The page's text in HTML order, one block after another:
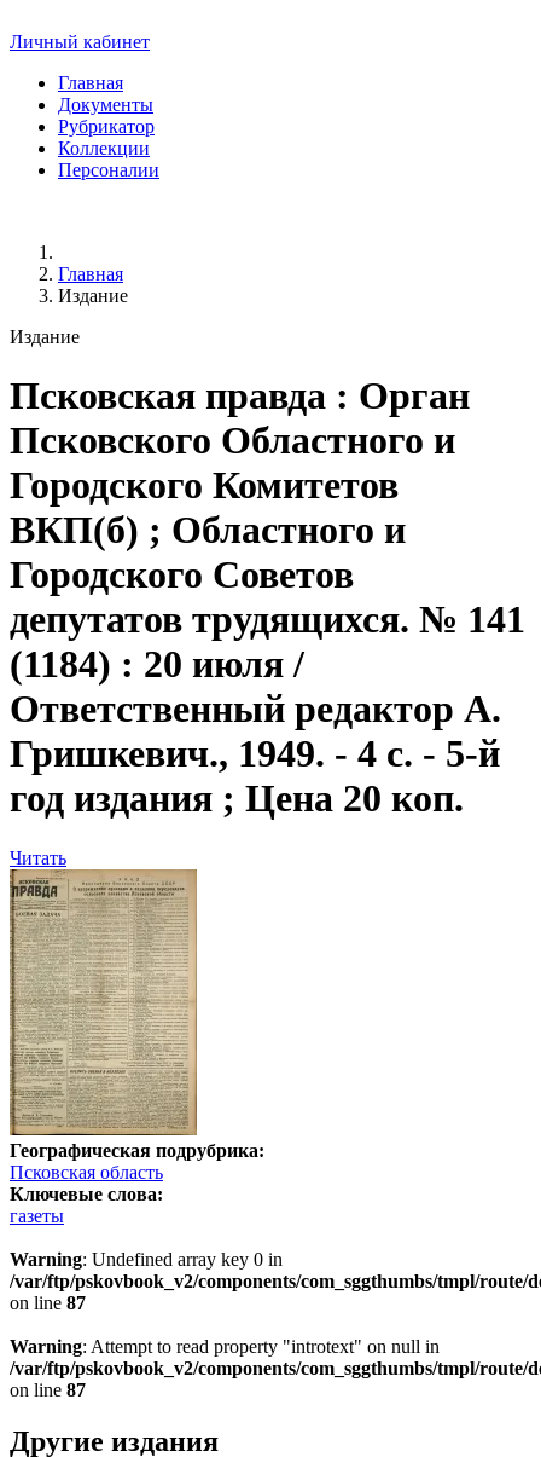
Личный кабинет
Главная
Документы
Рубрикатор
Коллекции
Персоналии
Главная
Издание
Издание
Псковская правда : Орган
Псковского Областного и
Городского Комитетов
ВКП(б) ; Областного и
Городского Советов
депутатов трудящихся. № 141
(1184) : 20 июля /
Ответственный редактор А.
Гришкевич., 1949. - 4 с. - 5-й
год издания ; Цена 20 коп.
Читать
Географическая подрубрика:
Псковская область
Ключевые слова:
газеты
Warning: Undefined array key 0 in
/var/ftp/pskovbook_v2/components/com_sggthumbs/tmpl/route/
on line 87
Warning: Attempt to read property "introtext" on null in
/var/ftp/pskovbook_v2/components/com_sggthumbs/tmpl/route/
on line 87
Другие издания